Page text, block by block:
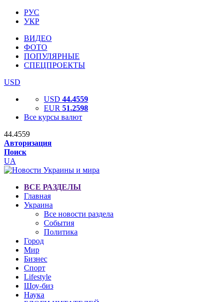
РУС
УКР
ВИДЕО
ФОТО
ПОПУЛЯРНЫЕ
СПЕЦПРОЕКТЫ
USD
USD 44.4559
EUR 51.2598
Все курсы валют
44.4559
Авторизация
Поиск
UA
ВСЕ РАЗДЕЛЫ
Главная
Украина
Все новости раздела
События
Политика
Город
Мир
Бизнес
Спорт
Lifestyle
Шоу-биз
Наука